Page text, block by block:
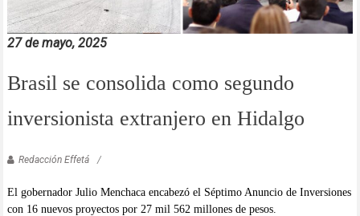
27 de mayo, 2025
Brasil se consolida como segundo
inversionista extranjero en Hidalgo
Redacción Effetá
El gobernador Julio Menchaca encabezó el Séptimo Anuncio de Inversiones
con 16 nuevos proyectos por 27 mil 562 millones de pesos.